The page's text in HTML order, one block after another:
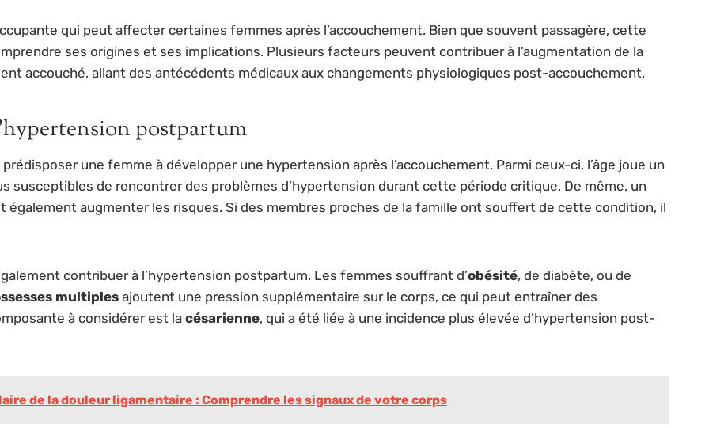
qui peut affecter certaines femmes après l’accouchement. Bien que souvent passagère, cette
ses origines et ses implications. Plusieurs facteurs peuvent contribuer à l’augmentation de la
accouché, allant des antécédents médicaux aux changements physiologiques post-accouchement.
postpartum
une femme à développer une hypertension après l’accouchement. Parmi ceux-ci, l’âge joue un
susceptibles de rencontrer des problèmes d’hypertension durant cette période critique. De même, un
également augmenter les risques. Si des membres proches de la famille ont souffert de cette condition, il
contribuer à l’hypertension postpartum. Les femmes souffrant d’obésité, de diabète, ou de
multiples ajoutent une pression supplémentaire sur le corps, ce qui peut entraîner des
à considérer est la césarienne, qui a été liée à une incidence plus élevée d’hypertension post-
de la douleur ligamentaire : Comprendre les signaux de votre corps